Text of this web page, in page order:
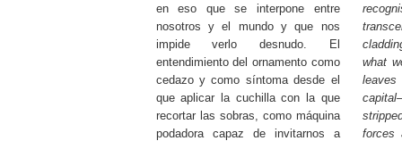
en eso que se interpone entre
nosotros y el mundo y que nos
impide verlo desnudo. El
entendimiento del ornamento como
cedazo y como síntoma desde el
que aplicar la cuchilla con la que
recortar las sobras, como máquina
podadora capaz de invitarnos a
what
forces